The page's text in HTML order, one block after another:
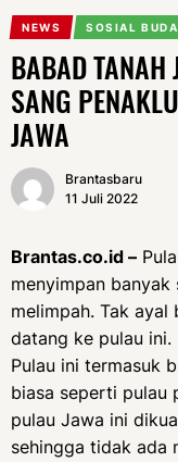
NEWS SOSIAL
BABAD
SANG
JAWA
Brantasbaru
11 Juli 2022
Brantas.co.id –
menyimpan banyak
melimpah. Tak ayal
datang ke pulau ini.
Pulau ini termasuk
biasa seperti pulau
pulau Jawa ini
sehingga tidak ada